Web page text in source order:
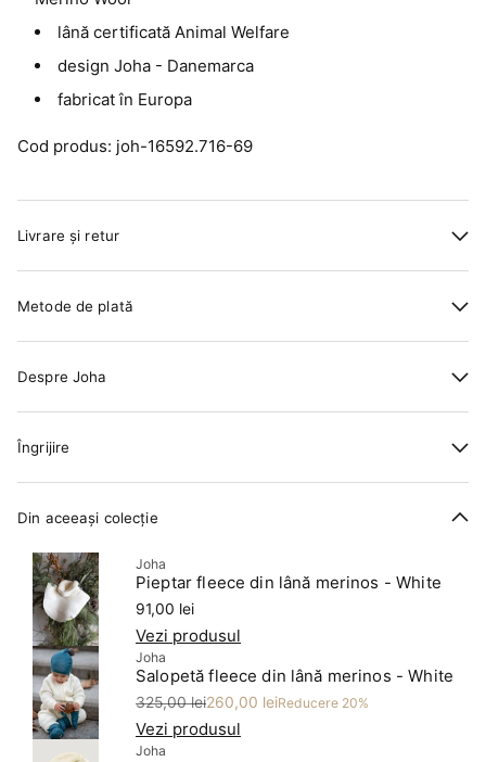
lână certificată Animal Welfare
design Joha - Danemarca
fabricat în Europa
Cod produs: joh-16592.716-69
Livrare și retur
Metode de plată
Despre Joha
Îngrijire
Din aceeași colecție
Joha
Pieptar fleece din lână merinos - White
Preț
91,00 lei
Vezi produsul
Joha
Salopetă fleece din lână merinos - White
Preț
325,00 lei
Preț redus260,00 leiReducere 20%
Vezi produsul
Joha